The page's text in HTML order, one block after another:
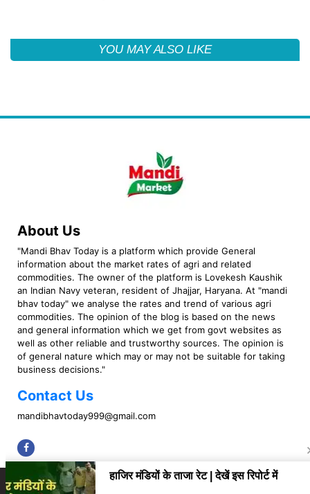
YOU MAY ALSO LIKE
About Us
"Mandi Bhav Today is a platform which provide General
information about the market rates of agri and related
commodities. The owner of the platform is Lovekesh Kaushik
an Indian Navy veteran, resident of Jhajjar, Haryana. At "mandi
bhav today" we analyse the rates and trend of various agri
commodities. The opinion of the blog is based on the news
and general information which we get from govt websites as
well as other reliable and trustworthy sources. The opinion is
of general nature which may or may not be suitable for taking
business decisions."
Contact Us
mandibhavtoday999@gmail.com
Copyright © 2023 Mandi Bhav Today. All rights Reserved. Powered by TIMES